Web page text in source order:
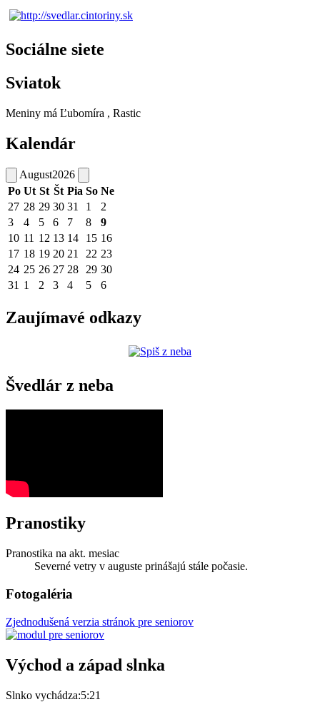
Sociálne siete
Sviatok
Meniny má Ľubomíra , Rastic
Kalendár
August2026
Po Ut St Št Pia So Ne
27 28 29 30 31 1
2
3
4 5 6 7 8
9
10 11 12 13 14 15 16
17 18 19 20 21 22 23
24 25 26 27 28 29 30
31 1 2 3 4 5 6
Zaujímavé odkazy
Švedlár z neba
Pranostiky
Pranostika na akt. mesiac
Severné vetry v auguste prinášajú stále počasie.
Fotogaléria
Zjednodušená verzia stránok pre seniorov
Východ a západ slnka
Slnko vychádza:5:21